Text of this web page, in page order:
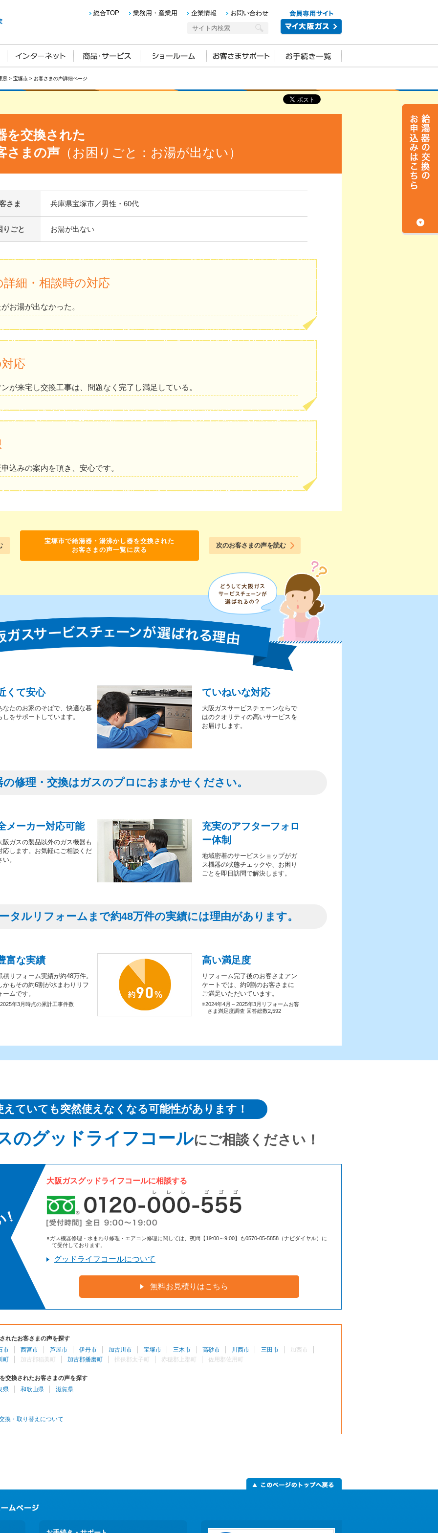
総合TOP 業務用・産業用 企業情報 お問い合わせ
県 > 宝塚市 > お客さまの声詳細ページ
を交換された
さまの声 （お困りごと：お湯が出ない）
さま 兵庫県宝塚市／男性・60代
りごと お湯が出ない
細・相談時の対応
お湯が出なかった。
応
が来宅し交換工事は、問題なく完了し満足している。
込みの案内を頂き、安心です。
宝塚市で給湯器・湯沸かし器を交換された
お客さまの声一覧に戻る
次のお客さまの声を読む
くて安心
なたのお家のそばで、快適な暮
しをサポートしています。
ていねいな対応
大阪ガスサービスチェーンならで
はのクオリティの高いサービスを
お届けします。
の修理・交換はガスのプロにおまかせください。
メーカー対応可能
阪ガスの製品以外のガス機器も
応します。お気軽にご相談くだ
い。
充実のアフターフォロ
ー体制
地域密着のサービスショップがガ
ス機器の状態チェックや、お困り
ごとを即日訪問で解決します。
タルリフォームまで約48万件の実績には理由があります。
富な実績
積リフォーム実績が約48万件。
かもその約6割が水まわりリフ
ームです。
年3月時点の累計工事件数
高い満足度
リフォーム完了後のお客さまアン
ケートでは、約9割のお客さまに
ご満足いただいています。
※2024年4月～2025年3月リフォームお客
さま満足度調査 回答総数2,592
えていても突然使えなくなる可能性があります！
のグッドライフコールにご相談ください！
大阪ガスグッドライフコールに相談する
※ガス機器修理・水まわり修理・エアコン修理に関しては、夜間【19:00～9:00】も0570-05-5858（ナビダイヤル）に
て受付しております。
グッドライフコールについて
無料お見積りはこちら
れたお客さまの声を探す
市
西宮市 芦屋市 伊丹市 加古川市 宝塚市 三木市 高砂市 川西市 三田市
加西市
町
加古郡稲美町 加古郡播磨町 揖保郡太子町 赤穂郡上郡町 佐用郡佐用町
交換されたお客さまの声を探す
県
和歌山県 滋賀県
換・取り替えについて